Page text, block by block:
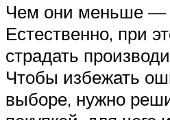
Чем они меньше —
Естественно, при
страдать
Чтобы избежать
выборе, нужно